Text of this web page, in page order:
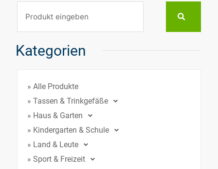
Kategorien
» Alle Produkte
» Tassen & Trinkgefäße
» Haus & Garten
» Kindergarten & Schule
» Land & Leute
» Sport & Freizeit